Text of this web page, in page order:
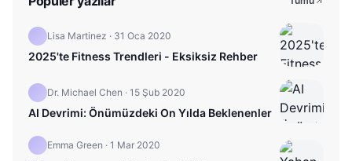
Lisa Martinez · 31 Oca 2020
2025'te Fitness Trendleri - Eksiksiz Rehber
Dr. Michael Chen · 15 Şub 2020
AI Devrimi: Önümüzdeki On Yılda Beklenenler
Emma Green · 1 Mar 2020